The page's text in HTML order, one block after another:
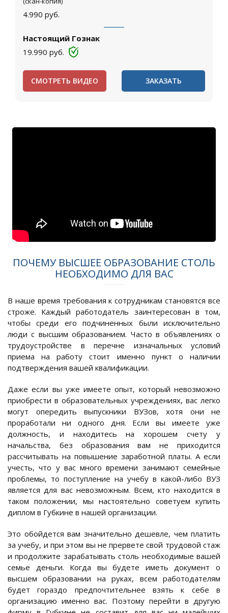
4.990 руб.
Настоящий Гознак
19.990 руб.
СМОТРЕТЬ ВИДЕО ЗАКАЗАТЬ
ПОЧЕМУ ВЫСШЕЕ ОБРАЗОВАНИЕ СТОЛЬ
НЕОБХОДИМО ДЛЯ ВАС
В наше время требования к сотрудникам становятся все
строже. Каждый работодатель заинтересован в том,
чтобы среди его подчиненных были исключительно
люди с высшим образованием. Часто в объявлениях о
трудоустройстве в перечне изначальных условий
приема на работу стоит именно пункт о наличии
подтверждения вашей квалификации.
Даже если вы уже имеете опыт, который невозможно
приобрести в образовательных учреждениях, вас легко
могут опередить выпускники ВУЗов, хотя они не
проработали ни одного дня. Если вы имеете уже
должность, и находитесь на хорошем счету у
начальства, без образования вам не приходится
рассчитывать на повышение заработной платы. А если
учесть, что у вас много времени занимают семейные
проблемы, то поступление на учебу в какой-либо ВУЗ
является для вас невозможным. Всем, кто находится в
таком положении, мы настоятельно советуем купить
диплом в Губкине в нашей организации.
Это обойдется вам значительно дешевле, чем платить
за учебу, и при этом вы не прервете свой трудовой стаж
и продолжите зарабатывать столь необходимые вашей
семье деньги. Когда вы будете иметь документ о
высшем образовании на руках, всем работодателям
будет гораздо предпочтительнее взять к себе в
организацию именно вас. Поэтому перейти в другую